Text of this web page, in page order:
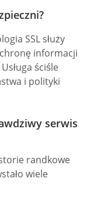
SSL służy
informacji
ściśle
i polityki
serwis
randkowe
wiele